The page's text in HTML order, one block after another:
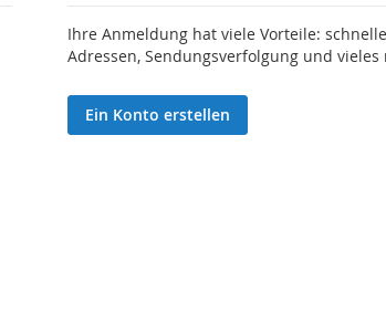
Ihre Anmeldung hat viele Vorteile:
Adressen, Sendungsverfolgung und vieles
Ein Konto erstellen